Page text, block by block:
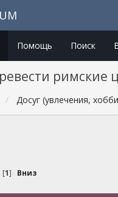
Помощь Поиск
римские
Досуг (увлечения,
[1] Вниз